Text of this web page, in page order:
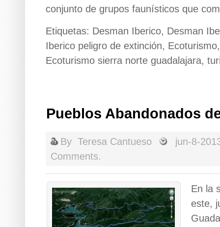
conjunto de grupos faunísticos que
Etiquetas: Desman Iberico, Desman
Iberico peligro de extinción, Ecoturismo
Ecoturismo sierra norte guadalajara,
Pueblos Abandonados
By Teresa Cantueso
jun-8-
Comments.
En la
este,